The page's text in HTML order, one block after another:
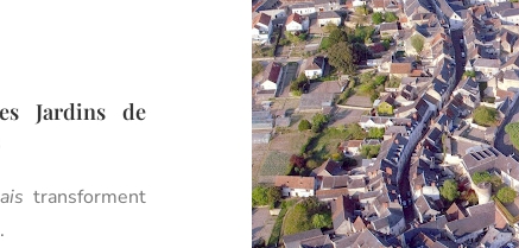
Jardins de
transforment